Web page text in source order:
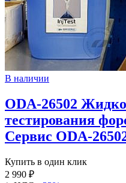
В наличии
ODA-26502
тестирования
Сервис ODA-
Купить в один клик
2 990 ₽